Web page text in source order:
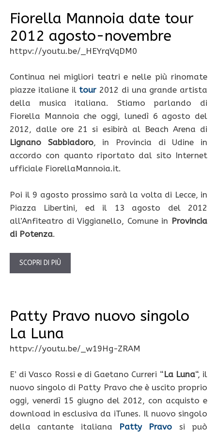
Fiorella Mannoia date tour
2012 agosto-novembre
httpv://youtu.be/_HEYrqVqDM0
Continua nei migliori teatri e nelle più rinomate
piazze italiane il tour 2012 di una grande artista
della musica italiana. Stiamo parlando di
Fiorella Mannoia che oggi, lunedì 6 agosto del
2012, dalle ore 21 si esibirà al Beach Arena di
Lignano Sabbiadoro, in Provincia di Udine in
accordo con quanto riportato dal sito Internet
ufficiale FiorellaMannoia.it.
Poi il 9 agosto prossimo sarà la volta di Lecce, in
Piazza Libertini, ed il 13 agosto del 2012
all’Anfiteatro di Viggianello, Comune in Provincia
di Potenza.
SCOPRI DI PIÙ
Patty Pravo nuovo singolo
La Luna
httpv://youtu.be/_w19Hg-ZRAM
E’ di Vasco Rossi e di Gaetano Curreri “La Luna“, il
nuovo singolo di Patty Pravo che è uscito proprio
oggi, venerdì 15 giugno del 2012, con acquisto e
download in esclusiva da iTunes. Il nuovo singolo
della cantante italiana Patty Pravo si può